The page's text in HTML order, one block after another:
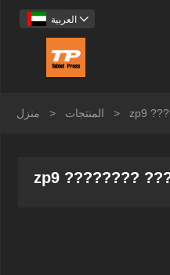
العربية 
منزل > المنتجات > zp9
zp9 ????????